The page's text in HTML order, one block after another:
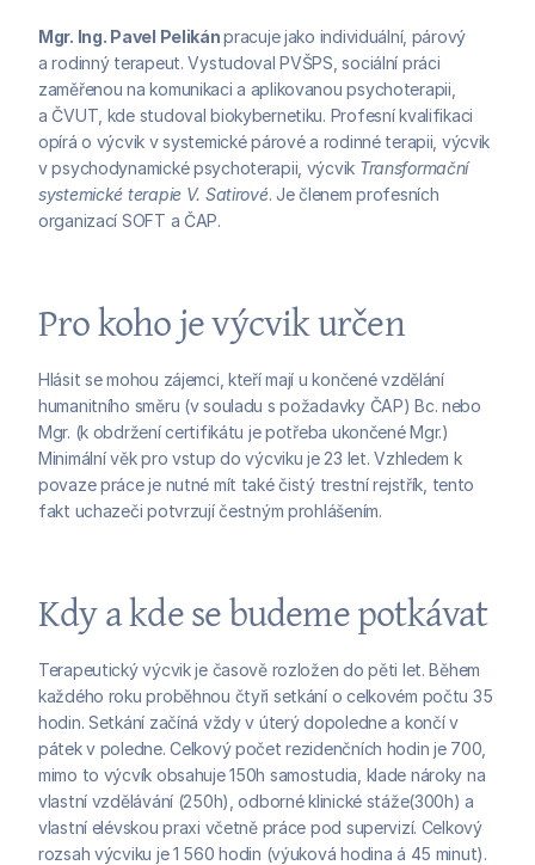
Mgr. Ing. Pavel Pelikán pracuje jako individuální, párový
a rodinný terapeut. Vystudoval PVŠPS, sociální práci
zaměřenou na komunikaci a aplikovanou psychoterapii,
a ČVUT, kde studoval biokybernetiku. Profesní kvalifikaci
opírá o výcvik v systemické párové a rodinné terapii, výcvik
v psychodynamické psychoterapii, výcvik Transformační
systemické terapie V. Satirové. Je členem profesních
organizací SOFT a ČAP.
Pro koho je výcvik určen
Hlásit se mohou zájemci, kteří mají u končené vzdělání
humanitního směru (v souladu s požadavky ČAP) Bc. nebo
Mgr. (k obdržení certifikátu je potřeba ukončené Mgr.)
Minimální věk pro vstup do výcviku je 23 let. Vzhledem k
povaze práce je nutné mít také čistý trestní rejstřík, tento
fakt uchazeči potvrzují čestným prohlášením.
Kdy a kde se budeme potkávat
Terapeutický výcvik je časově rozložen do pěti let. Během
každého roku proběhnou čtyři setkání o celkovém počtu 35
hodin. Setkání začíná vždy v úterý dopoledne a končí v
pátek v poledne. Celkový počet rezidenčních hodin je 700,
mimo to výcvík obsahuje 150h samostudia, klade nároky na
vlastní vzdělávání (250h), odborné klinické stáže(300h) a
vlastní elévskou praxi včetně práce pod supervizí. Celkový
rozsah výcviku je 1 560 hodin (výuková hodina á 45 minut).